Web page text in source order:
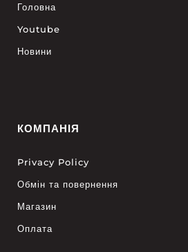
Головна
Youtube
Новини
КОМПАНІЯ
Privacy Policy
Обмін та повернення
Магазин
Оплата